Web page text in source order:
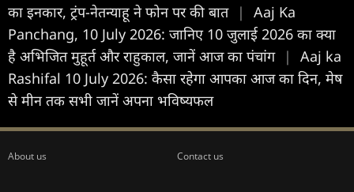
का इनकार, ट्रंप-नेतन्याहू ने फोन पर की बात |
Aaj Ka
Panchang, 10 July 2026: जानिए 10 जुलाई 2026 का क्या
है अभिजित मुहूर्त और राहुकाल, जानें आज का पंचांग |
Aaj ka
Rashifal 10 July 2026: कैसा रहेगा आपका आज का द‍िन, मेष
से मीन तक सभी जानें अपना भविष्यफल
About us Contact us